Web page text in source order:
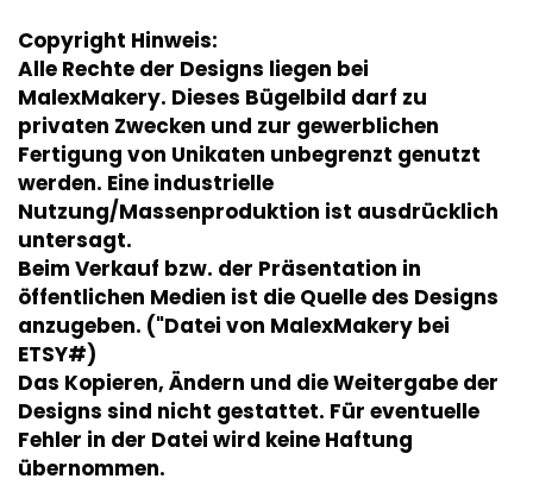
Copyright Hinweis:
Alle Rechte der Designs liegen bei
MalexMakery. Dieses Bügelbild darf zu
privaten Zwecken und zur gewerblichen
Fertigung von Unikaten unbegrenzt genutzt
werden. Eine industrielle
Nutzung/Massenproduktion ist ausdrücklich
untersagt.
Beim Verkauf bzw. der Präsentation in
öffentlichen Medien ist die Quelle des Designs
anzugeben. ("Datei von MalexMakery bei
ETSY#)
Das Kopieren, Ändern und die Weitergabe der
Designs sind nicht gestattet. Für eventuelle
Fehler in der Datei wird keine Haftung
übernommen.